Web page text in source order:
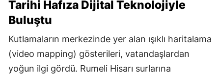
Tarihi Hafıza Dijital Teknolojiyle
Buluştu
Kutlamaların merkezinde yer alan ışıklı haritalama
(video mapping) gösterileri, vatandaşlardan
yoğun ilgi gördü. Rumeli Hisarı surlarına